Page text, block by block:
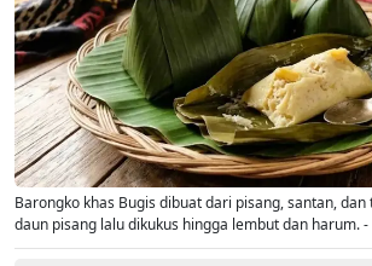
Barongko khas Bugis dibuat dari pisang, santan,
daun pisang lalu dikukus hingga lembut dan harum.